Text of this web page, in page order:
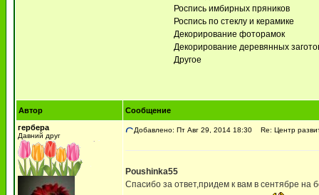
Роспись имбирных пряников
Роспись по стеклу и керамике
Декорирование фоторамок
Декорирование деревянных
Другое
Автор
Сообщение
гербера
Давний друг
Добавлено: Пт Авг 29, 2014 18:30 Re: Центр
Poushinka55
Спасибо за ответ,придем к вам в сентябре